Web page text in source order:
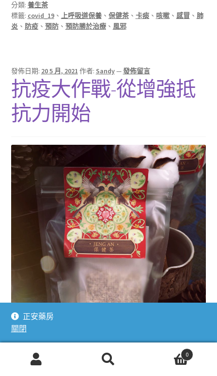
分類: 養生茶
標籤: covid_19、 上呼吸道保養、 保健茶、 卡痰、 咳嗽、 感冒 、 肺
炎 、 防疫、 預防、 預防勝於治療、 風邪
發佈日期: 20 5 月, 2021 作者: Sandy—發佈留言
抗疫大作戰-從增強抵
抗力開始
0
正安藥房
關閉